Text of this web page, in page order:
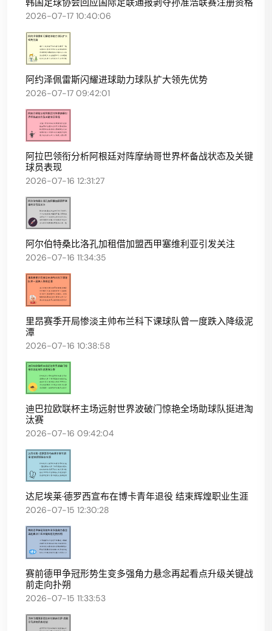
韩国足球协会回应国际足联通报剥夺孙准浩联赛注册资格
2026-07-17 10:40:06
阿约泽佩雷斯闪耀进球助力球队扩大领先优势
2026-07-17 09:42:01
阿拉巴领衔分析阿根廷对阵摩纳哥世界杯备战状态及关键
球员表现
2026-07-16 12:31:27
阿尔伯特桑比洛孔加租借加盟西甲塞维利亚引发关注
2026-07-16 11:34:35
里昂赛季开局惨淡主帅布兰科下课球队曾一度跌入降级泥
潭
2026-07-16 10:38:58
迪巴拉欧联杯主场远射世界波破门惊艳全场助球队挺进淘
汰赛
2026-07-16 09:42:04
达尼埃莱·德罗西宣布在博卡青年退役 结束辉煌职业生涯
2026-07-15 12:30:28
赛前德甲争冠形势生变多强角力悬念再起看点升级关键战
前走向扑朔
2026-07-15 11:33:53